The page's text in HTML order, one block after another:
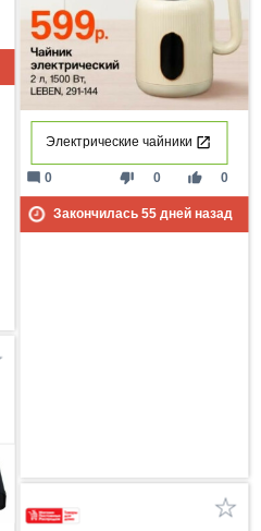
Электрические чайники
thumb_down 0 thumb_up 0
mode_comment 0
Закончилась 55дней назад